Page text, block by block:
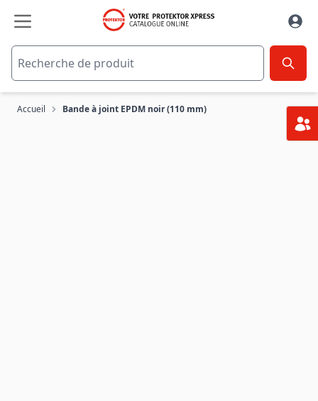
Accueil Bande à joint EPDM noir (110 mm)